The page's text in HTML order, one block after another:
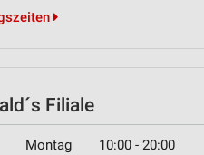
Filiale
Montag 10:00 - 20:00